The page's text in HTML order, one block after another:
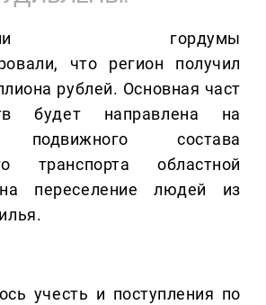
гордумы
что регион получил
рублей. Основная част
будет направлена на
подвижного состава
транспорта областной
переселение людей из
учесть и поступления по